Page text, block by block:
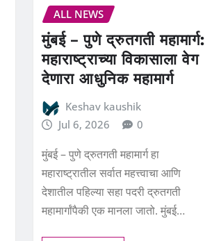
ALL NEWS
मुंबई – पुणे द्रुतगती महामार्ग:
महाराष्ट्राच्या विकासाला वेग
देणारा आधुनिक महामार्ग
Keshav kaushik
Jul 6, 2026
0
मुंबई – पुणे द्रुतगती महामार्ग हा
महाराष्ट्रातील सर्वात महत्त्वाचा आणि
देशातील पहिल्या सहा पदरी द्रुतगती
महामार्गांपैकी एक मानला जातो. मुंबई…